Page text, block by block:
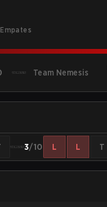
Empates
Team Nemesis
3/10 L L T